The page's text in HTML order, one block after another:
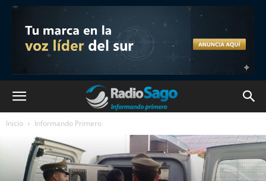
Inicio Informando Primero